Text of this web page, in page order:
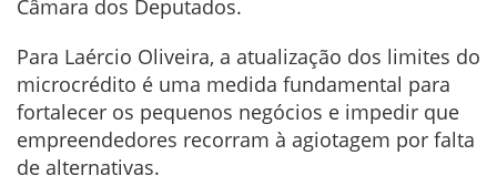
Câmara dos Deputados.
Para Laércio Oliveira, a atualização dos limites do
microcrédito é uma medida fundamental para
fortalecer os pequenos negócios e impedir que
empreendedores recorram à agiotagem por falta
de alternativas.